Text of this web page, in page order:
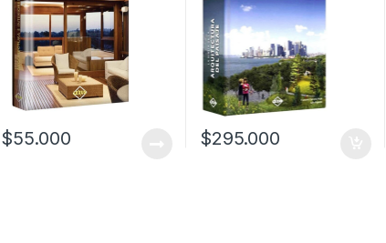
$55.000 $295.000